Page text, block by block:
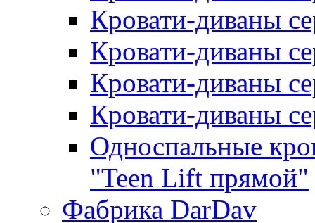
Кровати-диваны
Кровати-диваны
Кровати-диваны
Кровати-диваны
Односпальные
"Teen Lift прямой"
Фабрика DarDav